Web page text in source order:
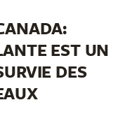
EST UN
DES